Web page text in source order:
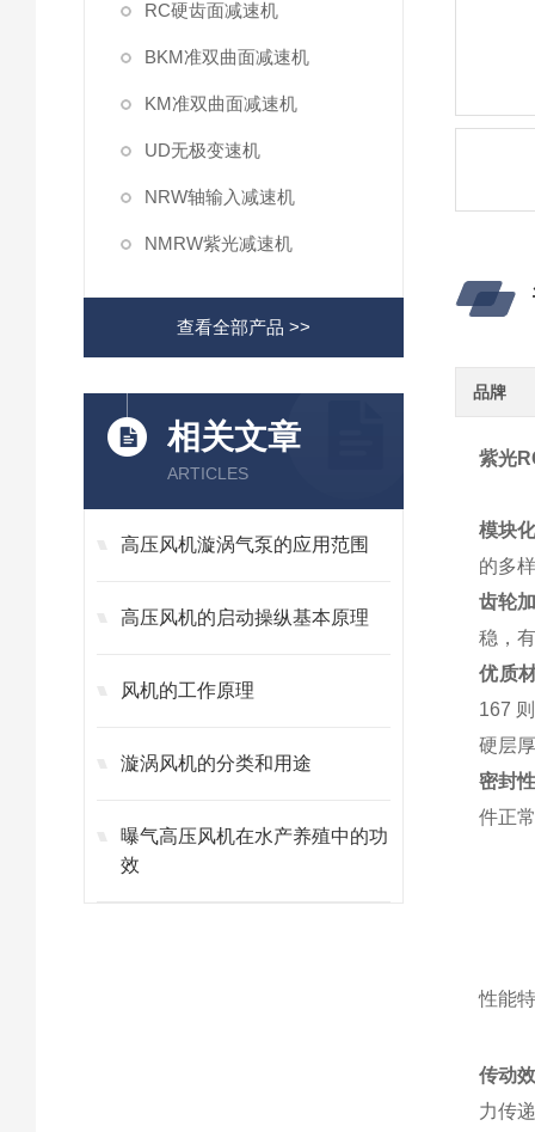
RC硬齿面减速机
BKM准双曲面减速机
KM准双曲面减速机
UD无极变速机
NRW轴输入减速机
NMRW紫光减速机
查看全部产品 >>
相关文章
ARTICLES
高压风机漩涡气泵的应用范围
高压风机的启动操纵基本原理
风机的工作原理
漩涡风机的分类和用途
曝气高压风机在水产养殖中的功
效
品牌
紫光
模块
的多
齿轮
稳，
优质
167
硬层
密封
件正
性能
传动
力传